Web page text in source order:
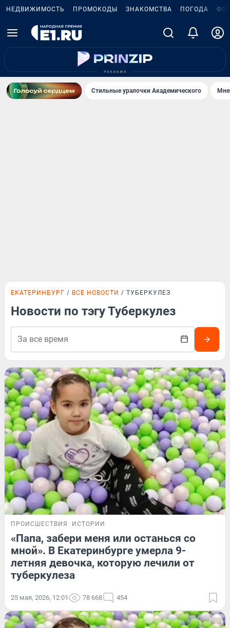
НЕДВИЖИМОСТЬ ПРОМОКОДЫ ЗНАКОМСТВА ПОГОДА
Стильные уралочки Академического
ЕКАТЕРИНБУРГ ВСЕ НОВОСТИ ТУБЕРКУЛЕЗ
Новости по тэгу Туберкулез
ПРОИСШЕСТВИЯ ИСТОРИИ
«Папа, забери меня или останься со
мной». В Екатеринбурге умерла 9-
летняя девочка, которую лечили от
туберкулеза
25 мая, 2026, 12:01 78 668 454